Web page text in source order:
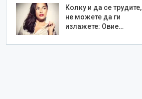
Колку и да се трудите,
не можете да ги
излажете: Овие…